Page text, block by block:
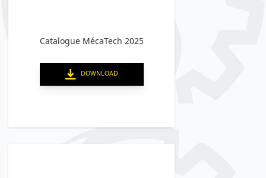
Catalogue MécaTech 2025
DOWNLOAD